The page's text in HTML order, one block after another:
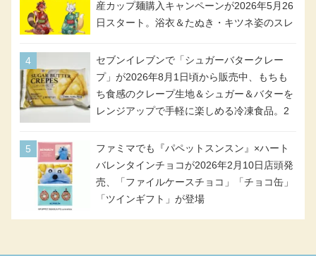
産カップ麺購入キャンペーンが2026年5月26
日スタート。浴衣＆たぬき・キツネ姿のスレ
号・5号) / シャディクが全6種のクリアスタ
ンドになって登場!
セブンイレブンで「シュガーバタークレー
プ」が2026年8月1日頃から販売中、もちも
ち食感のクレープ生地＆シュガー＆バターを
レンジアップで手軽に楽しめる冷凍食品。2
ファミマでも『パペットスンスン』×ハート
バレンタインチョコが2026年2月10日店頭発
売、「ファイルケースチョコ」「チョコ缶」
「ツインギフト」が登場